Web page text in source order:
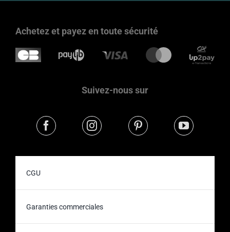
Achetez et payez en toute sécurité
Suivez-nous sur
CGU
Garanties commerciales